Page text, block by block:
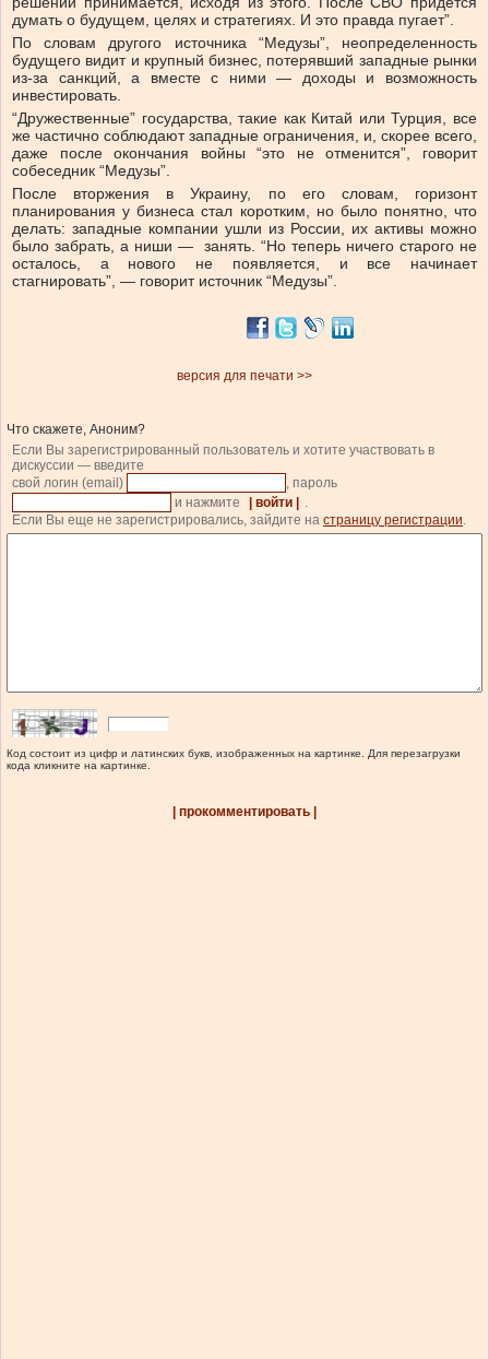
думать о будущем, целях и стратегиях. И это правда пугает”.
По словам другого источника “Медузы”, неопределенность
будущего видит и крупный бизнес, потерявший западные рынки
из-за санкций, а вместе с ними — доходы и возможность
инвестировать.
“Дружественные” государства, такие как Китай или Турция, все
же частично соблюдают западные ограничения, и, скорее всего,
даже после окончания войны “это не отменится”, говорит
собеседник “Медузы”.
После вторжения в Украину, по его словам, горизонт
планирования у бизнеса стал коротким, но было понятно, что
делать: западные компании ушли из России, их активы можно
было забрать, а ниши — занять. “Но теперь ничего старого не
осталось, а нового не появляется, и все начинает
стагнировать”, — говорит источник “Медузы”.
версия для печати >>
Что скажете, Аноним?
Если Вы зарегистрированный пользователь и хотите участвовать в
дискуссии — введите
свой логин (email)
, пароль
и нажмите
| войти |
.
Если Вы еще не зарегистрировались, зайдите на страницу регистрации.
Код состоит из цифр и латинских букв, изображенных на картинке. Для перезагрузки
кода кликните на картинке.
| прокомментировать |